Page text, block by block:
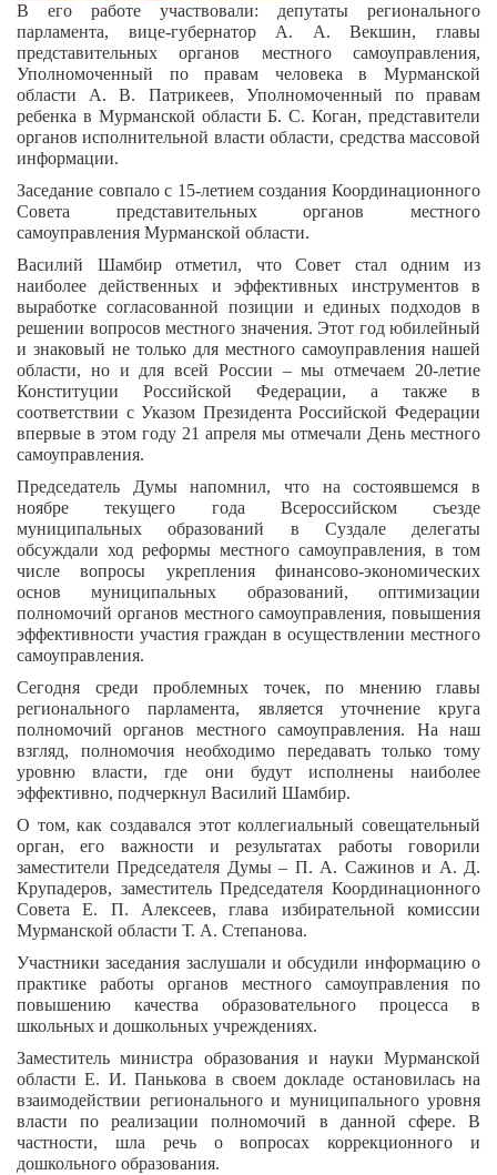
В его работе участвовали: депутаты регионального
парламента, вице-губернатор А. А. Векшин, главы
представительных органов местного самоуправления,
Уполномоченный по правам человека в Мурманской
области А. В. Патрикеев, Уполномоченный по правам
ребенка в Мурманской области Б. С. Коган, представители
органов исполнительной власти области, средства массовой
информации.
Заседание совпало с 15-летием создания Координационного
Совета представительных органов местного
самоуправления Мурманской области.
Василий Шамбир отметил, что Совет стал одним из
наиболее действенных и эффективных инструментов в
выработке согласованной позиции и единых подходов в
решении вопросов местного значения. Этот год юбилейный
и знаковый не только для местного самоуправления нашей
области, но и для всей России – мы отмечаем 20-летие
Конституции Российской Федерации, а также в
соответствии с Указом Президента Российской Федерации
впервые в этом году 21 апреля мы отмечали День местного
самоуправления.
Председатель Думы напомнил, что на состоявшемся в
ноябре текущего года Всероссийском съезде
муниципальных образований в Суздале делегаты
обсуждали ход реформы местного самоуправления, в том
числе вопросы укрепления финансово-экономических
основ муниципальных образований, оптимизации
полномочий органов местного самоуправления, повышения
эффективности участия граждан в осуществлении местного
самоуправления.
Сегодня среди проблемных точек, по мнению главы
регионального парламента, является уточнение круга
полномочий органов местного самоуправления. На наш
взгляд, полномочия необходимо передавать только тому
уровню власти, где они будут исполнены наиболее
эффективно, подчеркнул Василий Шамбир.
О том, как создавался этот коллегиальный совещательный
орган, его важности и результатах работы говорили
заместители Председателя Думы – П. А. Сажинов и А. Д.
Крупадеров, заместитель Председателя Координационного
Совета Е. П. Алексеев, глава избирательной комиссии
Мурманской области Т. А. Степанова.
Участники заседания заслушали и обсудили информацию о
практике работы органов местного самоуправления по
повышению качества образовательного процесса в
школьных и дошкольных учреждениях.
Заместитель министра образования и науки Мурманской
области Е. И. Панькова в своем докладе остановилась на
взаимодействии регионального и муниципального уровня
власти по реализации полномочий в данной сфере. В
частности, шла речь о вопросах коррекционного и
дошкольного образования.